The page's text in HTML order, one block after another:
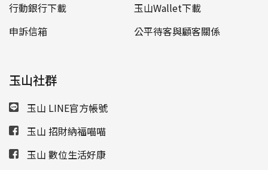
行動銀行下載
玉山Wallet下載
申訴信箱
公平待客與顧客關係
玉山社群
玉山 LINE官方帳號
玉山 招財納福喵喵
玉山 數位生活好康